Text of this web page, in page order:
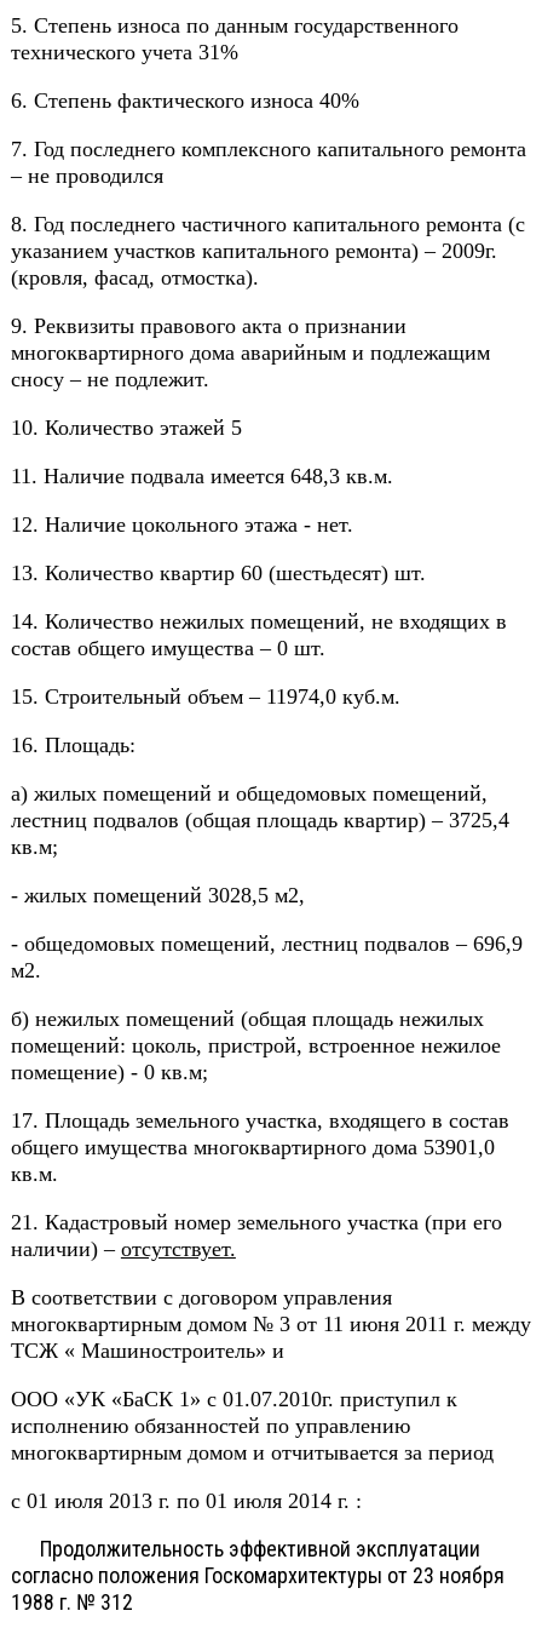
5. Степень износа по данным государственного
технического учета 31%
6. Степень фактического износа 40%
7. Год последнего комплексного капитального ремонта
– не проводился
8. Год последнего частичного капитального ремонта (с
указанием участков капитального ремонта) – 2009г.
(кровля, фасад, отмостка).
9. Реквизиты правового акта о признании
многоквартирного дома аварийным и подлежащим
сносу – не подлежит.
10. Количество этажей 5
11. Наличие подвала имеется 648,3 кв.м.
12. Наличие цокольного этажа - нет.
13. Количество квартир 60 (шестьдесят) шт.
14. Количество нежилых помещений, не входящих в
состав общего имущества – 0 шт.
15. Строительный объем – 11974,0 куб.м.
16. Площадь:
а) жилых помещений и общедомовых помещений,
лестниц подвалов (общая площадь квартир) – 3725,4
кв.м;
- жилых помещений 3028,5 м2,
- общедомовых помещений, лестниц подвалов – 696,9
м2.
б) нежилых помещений (общая площадь нежилых
помещений: цоколь, пристрой, встроенное нежилое
помещение) - 0 кв.м;
17. Площадь земельного участка, входящего в состав
общего имущества многоквартирного дома 53901,0
кв.м.
21. Кадастровый номер земельного участка (при его
наличии) – отсутствует.
В соответствии с договором управления
многоквартирным домом № 3 от 11 июня 2011 г. между
ТСЖ « Машиностроитель» и
ООО «УК «БаСК 1» с 01.07.2010г. приступил к
исполнению обязанностей по управлению
многоквартирным домом и отчитывается за период
с 01 июля 2013 г. по 01 июля 2014 г. :
Продолжительность эффективной эксплуатации
согласно положения Госкомархитектуры от 23 ноября
1988 г. № 312